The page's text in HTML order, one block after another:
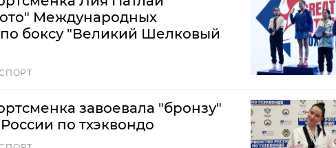
Международных
боксу "Великий Шелковый
завоевала "бронзу"
по тхэквондо